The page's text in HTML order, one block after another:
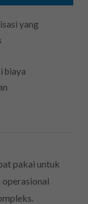
yang
biaya
pakai untuk